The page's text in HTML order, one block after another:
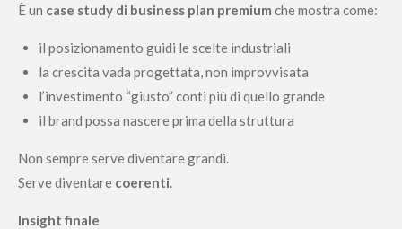
È un case study di business plan premium che mostra come:
il posizionamento guidi le scelte industriali
la crescita vada progettata, non improvvisata
l’investimento “giusto” conti più di quello grande
il brand possa nascere prima della struttura
Non sempre serve diventare grandi.
Serve diventare coerenti.
Insight finale